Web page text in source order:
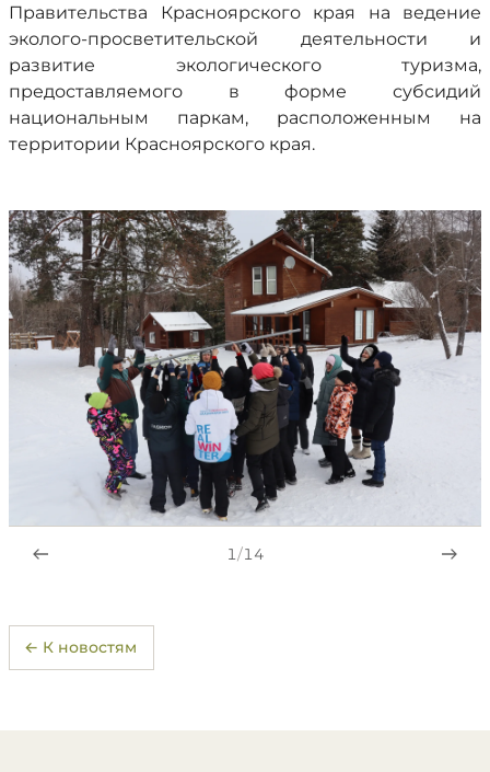
Правительства Красноярского края на ведение
эколого-просветительской деятельности и
развитие экологического туризма,
предоставляемого в форме субсидий
национальным паркам, расположенным на
территории Красноярского края.
1/14
← К новостям